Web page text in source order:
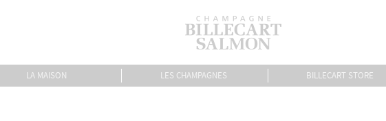
LA MAISON LES CHAMPAGNES BILLECART STORE